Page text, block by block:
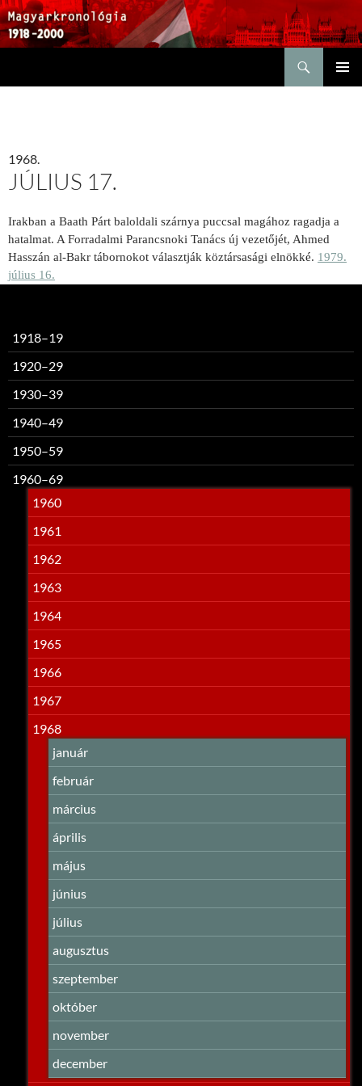
1968.
JÚLIUS 17.
Irakban a Baath Párt baloldali szárnya puccsal magához ragadja a
hatalmat. A Forradalmi Parancsnoki Tanács új vezetőjét, Ahmed
Hasszán al-Bakr tábornokot választják köztársasági elnökké. 1979.
július 16.
1918–19
1920–29
1930–39
1940–49
1950–59
1960–69
1960
1961
1962
1963
1964
1965
1966
1967
1968
január
február
március
április
május
június
július
augusztus
szeptember
október
november
december